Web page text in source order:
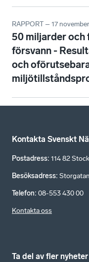
RAPPORT – 17
50 miljarder och
försvann -
och
Kontakta Svenskt
Postadress: 114 82
Besöksadress:
Telefon: 08-553 430 00
Kontakta oss
Ta del av fler